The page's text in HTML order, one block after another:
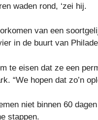
waden rond, ‘zei hij.
van een
in de buurt van
te eisen dat ze een
“We hopen dat zo’n
niet binnen 60
stappen.